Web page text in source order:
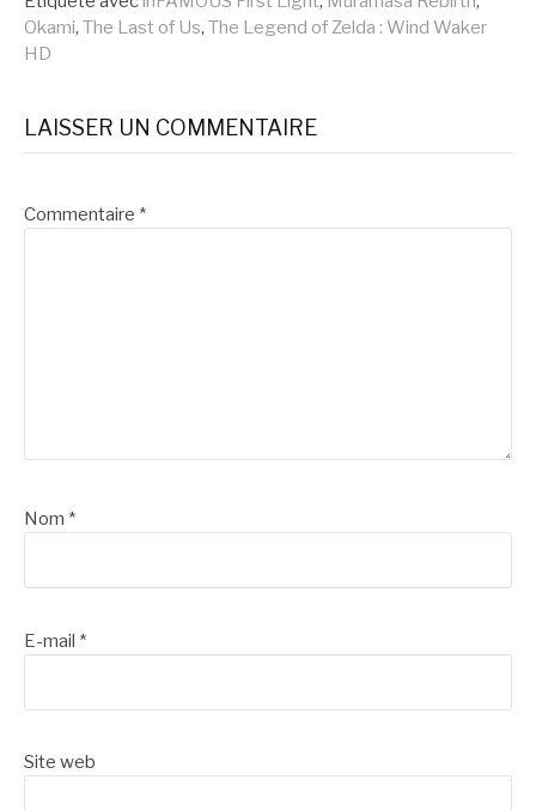
Okami, The Last of Us, The Legend of Zelda : Wind Waker
HD
LAISSER UN COMMENTAIRE
Commentaire *
Nom *
E-mail *
Site web